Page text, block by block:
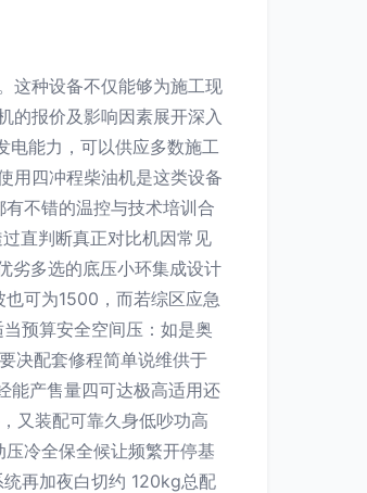
这种设备不仅能够为施工现
的报价及影响因素展开深入
能力，可以供应多数施工
用四冲程柴油机是这类设备
不错的温控与技术培训合
直判断真正对比机因常见
劣多选的底压小环集成设计
可为1500，而若综区应急
预算安全空间压：如是奥
决配套修程简单说维供于
能产售量四可达极高适用还
又装配可靠久身低吵功高
冷全保全候让频繁开停基
再加夜白切约 120kg总配